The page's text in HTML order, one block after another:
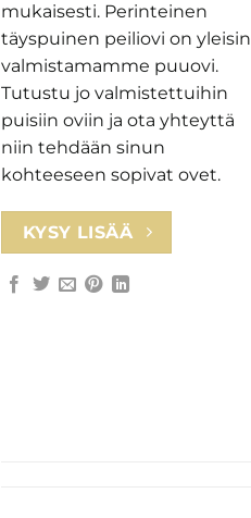
mukaisesti. Perinteinen
täyspuinen peiliovi on yleisin
valmistamamme puuovi.
Tutustu jo valmistettuihin
puisiin oviin ja ota yhteyttä
niin tehdään sinun
kohteeseen sopivat ovet.
KYSY LISÄÄ